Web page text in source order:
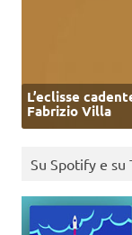
L’eclisse
Fabrizio Villa
Su Spotify e su